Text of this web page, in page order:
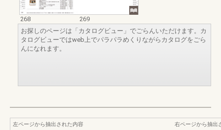
268
269
お探しのページは「カタログビュー」でごらんいただけます。カ
タログビューではweb上でパラパラめくりながらカタログをごら
んになれます。
左ページから抽出された内容
右ページから抽出